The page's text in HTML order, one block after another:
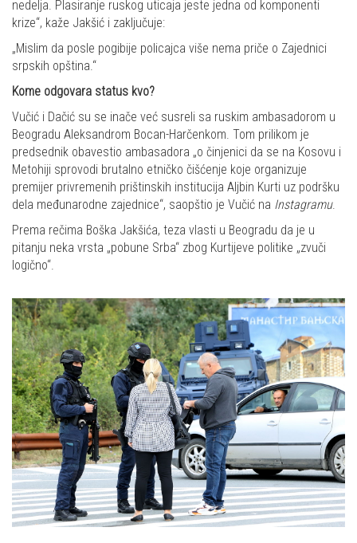
nedelja. Plasiranje ruskog uticaja jeste jedna od komponenti
krize“, kaže Jakšić i zaključuje:
„Mislim da posle pogibije policajca više nema priče o Zajednici
srpskih opština.“
Kome odgovara status kvo?
Vučić i Dačić su se inače već susreli sa ruskim ambasadorom u
Beogradu Aleksandrom Bocan-Harčenkom. Tom prilikom je
predsednik obavestio ambasadora „o činjenici da se na Kosovu i
Metohiji sprovodi brutalno etničko čišćenje koje organizuje
premijer privremenih prištinskih institucija Aljbin Kurti uz podršku
dela međunarodne zajednice“, saopštio je Vučić na Instagramu.
Prema rečima Boška Jakšića, teza vlasti u Beogradu da je u
pitanju neka vrsta „pobune Srba“ zbog Kurtijeve politike „zvuči
logično“.